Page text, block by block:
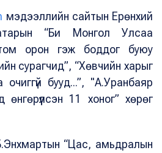
мэдээллийн сайтын Ерөнхий
“Би Монгол Улсаа
орон гэж боддог буюу
сурагчид”, “Хөвчийн харыг
бууд...”, "А.Уранбаяр
өнгөрүүлсэн 11 хоног” хөрөг
“Цас, амьдралын